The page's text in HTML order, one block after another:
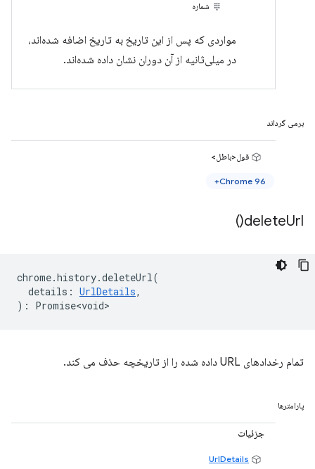
شماره
مواردی که پس از این تاریخ به تاریخ اضافه شده‌اند،
در میلی‌ثانیه از آن دوران نشان داده شده‌اند.
برمی گرداند
قول<باطل>
Chrome 96+
deleteUrl(
)
chrome.history.deleteUrl(
details : UrlDetails,
) : Promise<void>
تمام رخدادهای URL داده شده را از تاریخچه حذف می کند.
پارامترها
جزئیات
UrlDetails